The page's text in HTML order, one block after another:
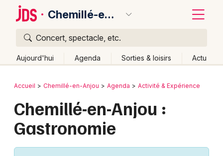
Chemillé-en-Anjou
Concert, spectacle, etc.
Aujourd'hui Agenda Sorties & loisirs Actu
Publier un événement
Grands événements
Bordeaux
Colmar
Lille
Retour
Accueil Chemillé-en-Anjou Agenda Activité & Expérience
Chemillé-en-Anjou :
Gastronomie
Quoi ?
Où ?
Pays de la Loire
Partout Près de moi Changer de lieu
Quand ?
Aujourd'hui
Demain Ce week-end Autre